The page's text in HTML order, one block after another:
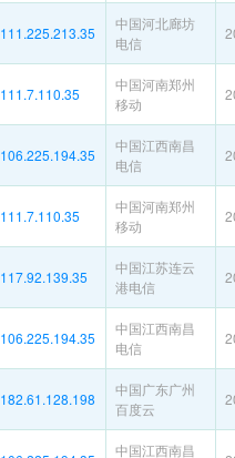
111.225.213.35
中国河北廊坊
电信
111.7.110.35
中国河南郑州
移动
106.225.194.35
中国江西南昌
电信
111.7.110.35
中国河南郑州
移动
117.92.139.35
中国江苏连云
港电信
106.225.194.35
中国江西南昌
电信
182.61.128.198
中国广东广州
百度云
中国江西南昌